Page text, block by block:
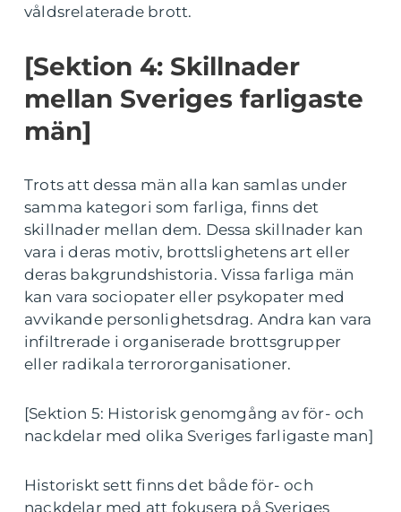
våldsrelaterade brott.
[Sektion 4: Skillnader
mellan Sveriges farligaste
män]
Trots att dessa män alla kan samlas under
samma kategori som farliga, finns det
skillnader mellan dem. Dessa skillnader kan
vara i deras motiv, brottslighetens art eller
deras bakgrundshistoria. Vissa farliga män
kan vara sociopater eller psykopater med
avvikande personlighetsdrag. Andra kan vara
infiltrerade i organiserade brottsgrupper
eller radikala terrororganisationer.
[Sektion 5: Historisk genomgång av för- och
nackdelar med olika Sveriges farligaste man]
Historiskt sett finns det både för- och
nackdelar med att fokusera på Sveriges